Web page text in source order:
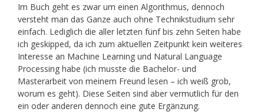
Im Buch geht es zwar um einen Algorithmus, dennoch
versteht man das Ganze auch ohne Technikstudium sehr
einfach. Lediglich die aller letzten fünf bis zehn Seiten habe
ich geskipped, da ich zum aktuellen Zeitpunkt kein weiteres
Interesse an Machine Learning und Natural Language
Processing habe (ich musste die Bachelor- und
Masterarbeit von meinem Freund lesen – ich weiß grob,
worum es geht). Diese Seiten sind aber vermutlich für den
ein oder anderen dennoch eine gute Ergänzung.